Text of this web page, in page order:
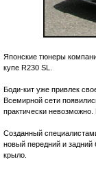
Японские тюнеры
купе R230 SL.
Боди-кит уже привлек
Всемирной сети
практически
Созданный
новый передний и
крыло.